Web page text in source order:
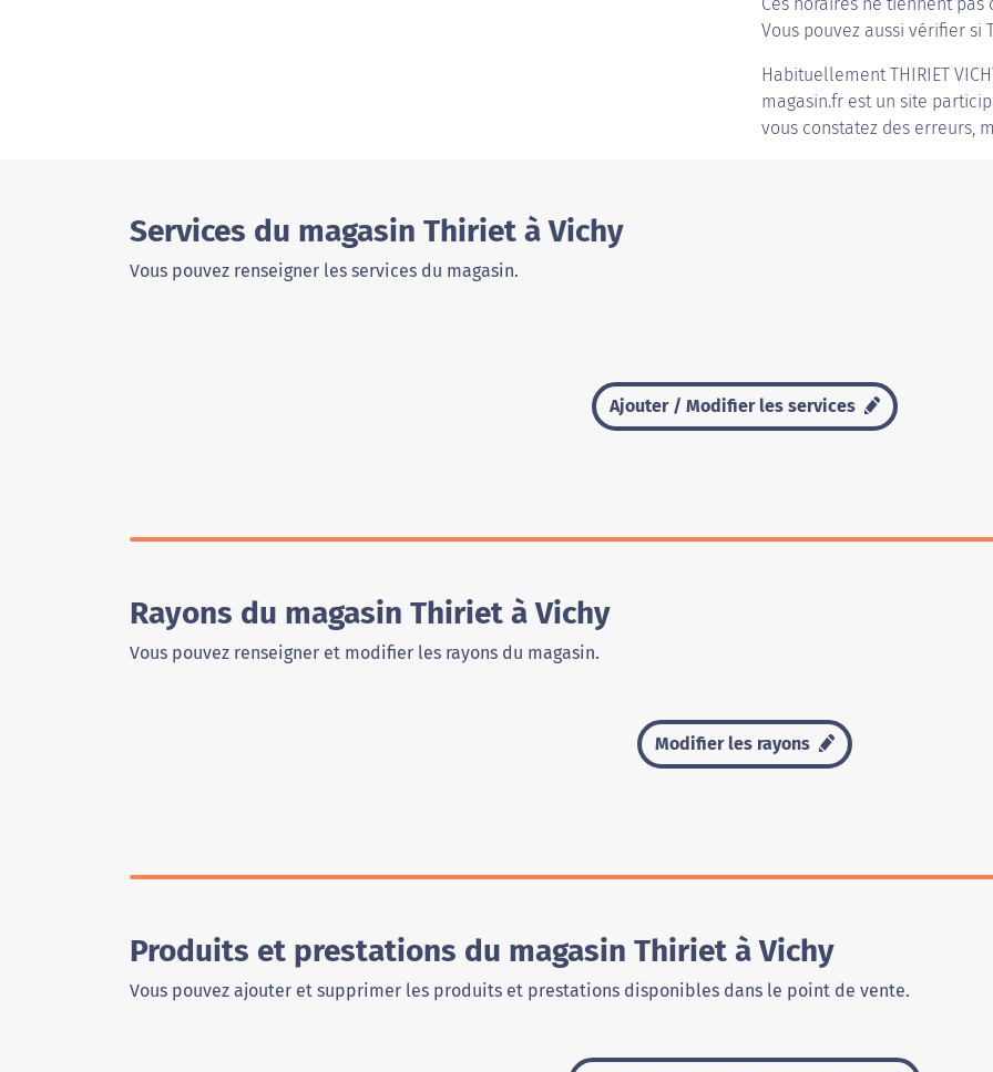
Vous pouvez aussi vérifier
HabituellementTHIRIET
magasin.fr est un site
vous constatez des erreurs,
Services du magasin Thiriet à Vichy
Vous pouvez renseigner les services du magasin.
Ajouter / Modifier les services
Rayons du magasin Thiriet à Vichy
Vous pouvez renseigner et modifier les rayons du magasin.
Modifier les rayons
Produits et prestations du magasin Thiriet à Vichy
Vous pouvez ajouter et supprimer les produits et prestations disponibles dans le point de vente.